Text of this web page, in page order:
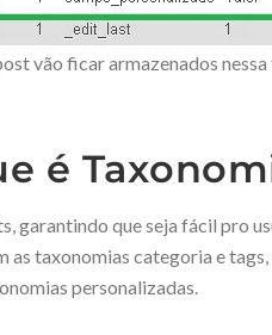
vão ficar armazenados
é
garantindo que seja fácil pro
as taxonomias categoria e
personalizadas.